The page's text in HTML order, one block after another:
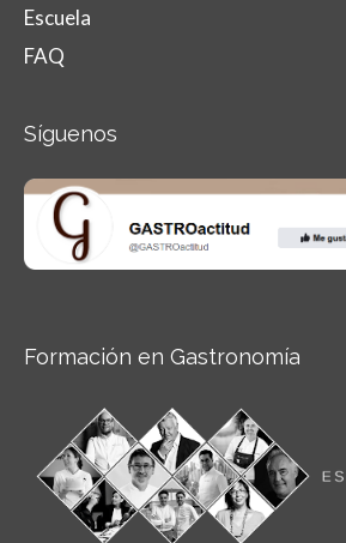
Escuela
FAQ
Síguenos
Formación en Gastronomía